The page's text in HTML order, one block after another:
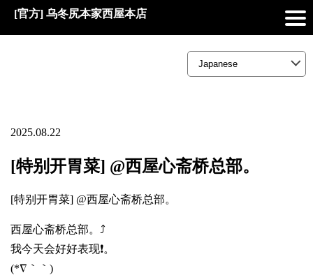
[官方] 乌冬尻本家西屋本店
2025.08.22
[特别开胃菜] @西屋心斋桥总部。
[特别开胃菜] @西屋心斋桥总部。
西屋心斋桥总部。⤴️
我今天会好好表现❗。
(*∇｀｀)